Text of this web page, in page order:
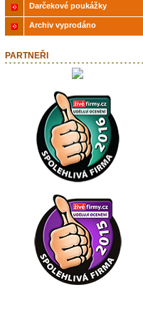
Darčekové poukážky
Archiv vyprodáno
PARTNEŘI